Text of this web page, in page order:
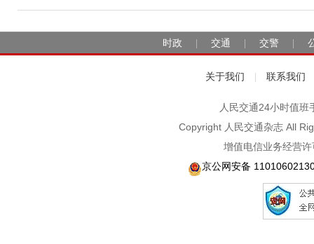
时政 交通 交警
关于我们 联系我们
人民交通24小时值
Copyright 人民交通杂志 All
增值电信业务经营
京公网安备